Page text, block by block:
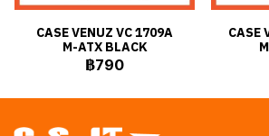
CASE VENUZ VC 1709A
M-ATX BLACK
฿790
CASE